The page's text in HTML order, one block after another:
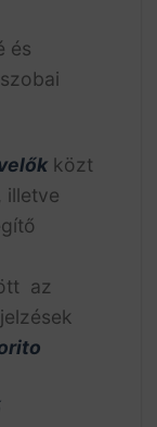
és
közt
illetve
az